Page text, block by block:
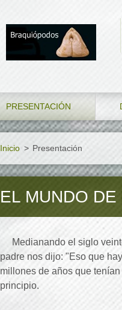
PRESENTACIÓN
Inicio > Presentación
EL MUNDO
Medianando el siglo
padre nos dijo: "Eso que
millones de años que
principio.